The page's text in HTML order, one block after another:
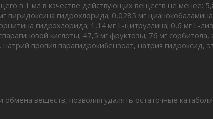
в 1 мл в качестве действующих веществ не менее:
пиридоксина гидрохлорида; 0,0285 мг
гидрохлорида; 1,14 мг L-цитруллина; 0,6 мг L-
кислоты; 47,5 мг фруктозы; 76 мг сорбитола,
пропил парагидрокибензоат, натрия гидроксид,
веществ, позволяя удалять остаточные